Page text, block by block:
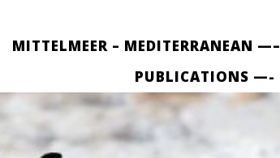
MITTELMEER – MEDITERRANEAN —–
PUBLICATIONS —-